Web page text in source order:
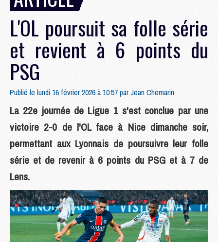
L'OL poursuit sa folle série
et revient à 6 points du
PSG
Publié le lundi 16 février 2026 à 10:57 parJean Chemarin
La 22e journée de Ligue 1 s'est conclue par une
victoire 2-0 de l'OL face à Nice dimanche soir,
permettant aux Lyonnais de poursuivre leur folle
série et de revenir à 6 points du PSG et à 7 de
Lens.